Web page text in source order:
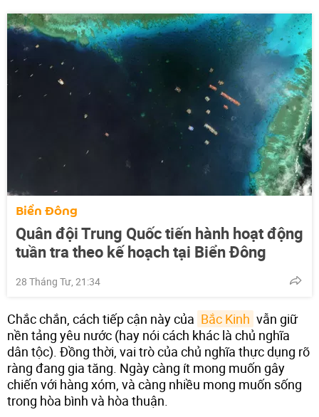
Biển Đông
Quân đội Trung Quốc tiến hành hoạt động
tuần tra theo kế hoạch tại Biển Đông
28 Tháng Tư, 21:34
Chắc chắn, cách tiếp cận này của Bắc Kinh vẫn giữ
nền tảng yêu nước (hay nói cách khác là chủ nghĩa
dân tộc). Đồng thời, vai trò của chủ nghĩa thực dụng rõ
ràng đang gia tăng. Ngày càng ít mong muốn gây
chiến với hàng xóm, và càng nhiều mong muốn sống
trong hòa bình và hòa thuận.